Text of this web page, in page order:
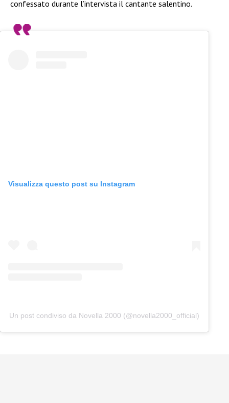
confessato durante l’intervista il cantante salentino.
Visualizza questo post su Instagram
Un post condiviso da Novella 2000 (@novella2000_official)